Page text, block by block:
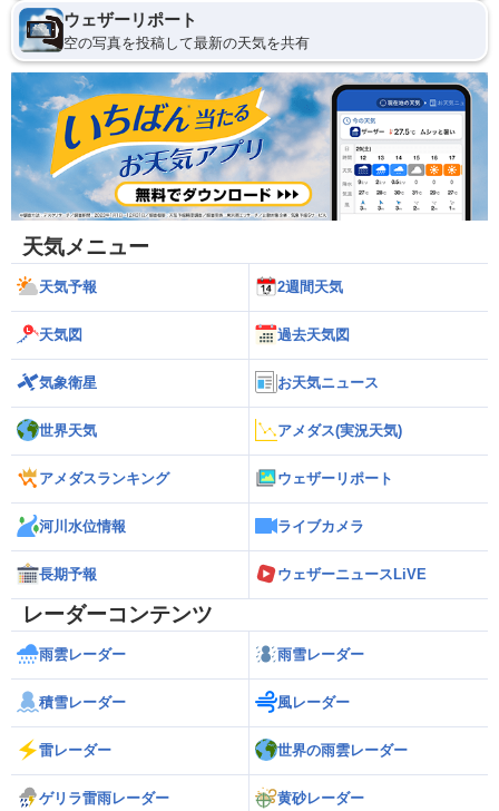
ウェザーリポート
空の写真を投稿して最新の天気を共有
天気メニュー
天気予報 2週間天気
天気図 過去天気図
気象衛星 お天気ニュース
世界天気 アメダス(実況天気)
アメダスランキング ウェザーリポート
河川水位情報 ライブカメラ
長期予報 ウェザーニュースLiVE
レーダーコンテンツ
雨雲レーダー 雨雪レーダー
積雪レーダー 風レーダー
雷レーダー 世界の雨雲レーダー
ゲリラ雷雨レーダー 黄砂レーダー